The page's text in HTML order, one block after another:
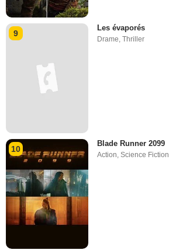
9
Les évaporés
Drame ,Thriller
10
Blade Runner 2099
Action,Science Fiction